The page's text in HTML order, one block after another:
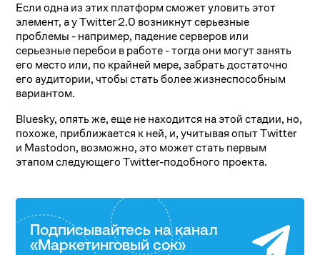
Если одна из этих платформ сможет уловить этот
элемент, а у Twitter 2.0 возникнут серьезные
проблемы - например, падение серверов или
серьезные перебои в работе - тогда они могут занять
его место или, по крайней мере, забрать достаточно
его аудитории, чтобы стать более жизнеспособным
вариантом.
Bluesky, опять же, еще не находится на этой стадии, но,
похоже, приближается к ней, и, учитывая опыт Twitter
и Mastodon, возможно, это может стать первым
этапом следующего Twitter-подобного проекта.
Подписывайтесь на канал
«Маркетинговый сок»